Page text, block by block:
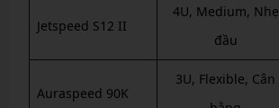
Jetspeed S12 II
4U, Medium, Nhẹ
đầu
Auraspeed 90K
3U, Flexible, Cân